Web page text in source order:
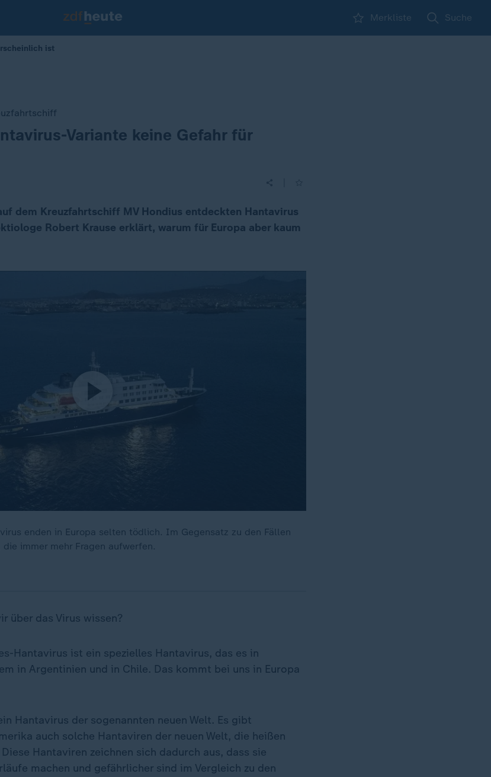
Merkliste Suche
ist
Variante keine Gefahr für
dem Kreuzfahrtschiff MV Hondius entdeckten Hantavirus
Robert Krause erklärt, warum für Europa aber kaum
enden in Europa selten tödlich. Im Gegensatz zu den Fällen
immer mehr Fragen aufwerfen.
über das Virus wissen?
Hantavirus ist ein spezielles Hantavirus, das es in
in Argentinien und in Chile. Das kommt bei uns in Europa
Hantavirus der sogenannten neuen Welt. Es gibt
auch solche Hantaviren der neuen Welt, die heißen
Hantaviren zeichnen sich dadurch aus, dass sie
machen und gefährlicher sind im Vergleich zu den